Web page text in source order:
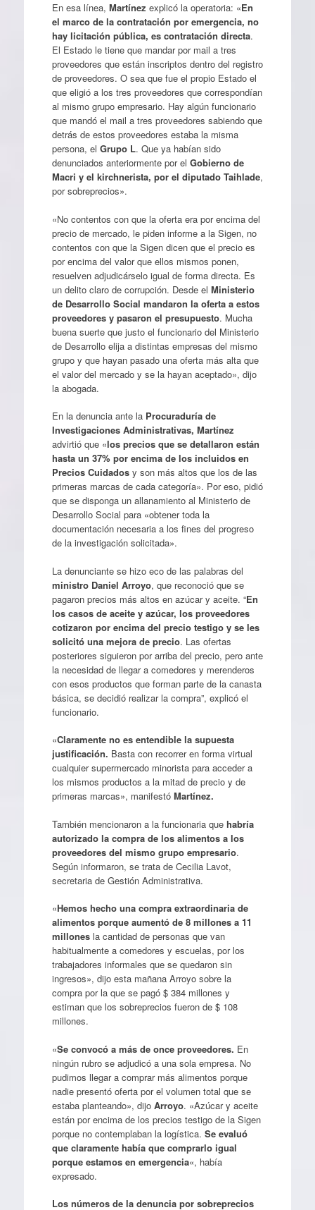
En esa línea, Martínez explicó la operatoria: «En
el marco de la contratación por emergencia, no
hay licitación pública, es contratación directa.
El Estado le tiene que mandar por mail a tres
proveedores que están inscriptos dentro del registro
de proveedores. O sea que fue el propio Estado el
que eligió a los tres proveedores que correspondían
al mismo grupo empresario. Hay algún funcionario
que mandó el mail a tres proveedores sabiendo que
detrás de estos proveedores estaba la misma
persona, el Grupo L. Que ya habían sido
denunciados anteriormente por el Gobierno de
Macri y el kirchnerista, por el diputado Taihlade,
por sobreprecios».
«No contentos con que la oferta era por encima del
precio de mercado, le piden informe a la Sigen, no
contentos con que la Sigen dicen que el precio es
por encima del valor que ellos mismos ponen,
resuelven adjudicárselo igual de forma directa. Es
un delito claro de corrupción. Desde el Ministerio
de Desarrollo Social mandaron la oferta a estos
proveedores y pasaron el presupuesto. Mucha
buena suerte que justo el funcionario del Ministerio
de Desarrollo elija a distintas empresas del mismo
grupo y que hayan pasado una oferta más alta que
el valor del mercado y se la hayan aceptado», dijo
la abogada.
En la denuncia ante la Procuraduría de
Investigaciones Administrativas, Martínez
advirtió que «los precios que se detallaron están
hasta un 37% por encima de los incluidos en
Precios Cuidadosy son más altos que los de las
primeras marcas de cada categoría». Por eso, pidió
que se disponga un allanamiento al Ministerio de
Desarrollo Social para «obtener toda la
documentación necesaria a los fines del progreso
de la investigación solicitada».
La denunciante se hizo eco de las palabras del
ministro Daniel Arroyo, que reconoció que se
pagaron precios más altos en azúcar y aceite. “En
los casos de aceite y azúcar, los proveedores
cotizaron por encima del precio testigo y se les
solicitó una mejora de precio. Las ofertas
posteriores siguieron por arriba del precio, pero ante
la necesidad de llegar a comedores y merenderos
con esos productos que forman parte de la canasta
básica, se decidió realizar la compra”, explicó el
funcionario.
«Claramente no es entendible la supuesta
justificación. Basta con recorrer en forma virtual
cualquier supermercado minorista para acceder a
los mismos productos a la mitad de precio y de
primeras marcas», manifestó Martínez.
También mencionaron a la funcionaria quehabría
autorizado la compra de los alimentos a los
proveedores del mismo grupo empresario.
Según informaron, se trata de Cecilia Lavot,
secretaria de Gestión Administrativa.
«Hemos hecho una compra extraordinaria de
alimentos porque aumentó de 8 millones a 11
millonesla cantidad de personas que van
habitualmente a comedores y escuelas, por los
trabajadores informales que se quedaron sin
ingresos», dijo esta mañana Arroyo sobre la
compra por la que se pagó $ 384 millones y
estiman que los sobreprecios fueron de $ 108
millones.
«Se convocó a más de once proveedores. En
ningún rubro se adjudicó a una sola empresa. No
pudimos llegar a comprar más alimentos porque
nadie presentó oferta por el volumen total que se
estaba planteando», dijo Arroyo. «Azúcar y aceite
están por encima de los precios testigo de la Sigen
porque no contemplaban la logística. Se evaluó
que claramente había que comprarlo igual
porque estamos en emergencia«, había
expresado.
Los números de la denuncia por sobreprecios